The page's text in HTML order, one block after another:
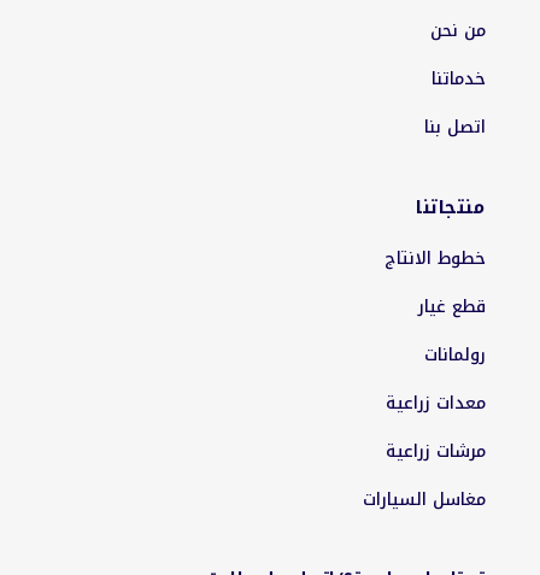
من نحن
خدماتنا
اتصل بنا
منتجاتنا
خطوط الانتاج
قطع غيار
رولمانات
معدات زراعية
مرشات زراعية
مغاسل السيارات